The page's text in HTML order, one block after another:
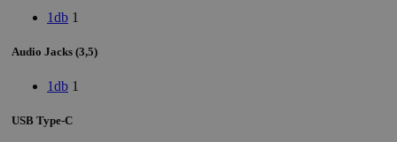
1db 1
Audio Jacks (3,5)
1db 1
USB Type-C